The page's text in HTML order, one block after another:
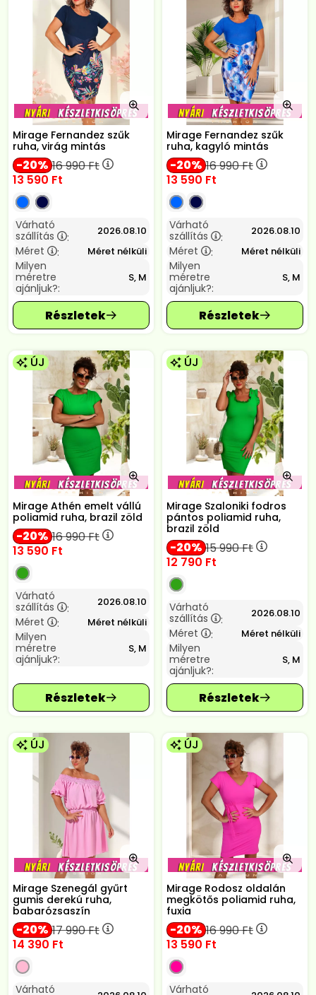
Mirage Fernandez szűk
ruha, virág mintás
20 16 990Ft
13 590 Ft
Várható
szállítás
: 2026.08.10
Méret : Méret nélküli
Milyen
méretre
ajánljuk?:
S, M
Mirage Fernandez szűk
ruha, kagyló mintás
20 16 990Ft
13 590 Ft
Várható
szállítás
: 2026.08.10
Méret : Méret nélküli
Milyen
méretre
ajánljuk?:
S, M
ÚJ
Mirage Athén emelt vállú
poliamid ruha, brazil zöld
20 16 990Ft
13 590 Ft
Várható
szállítás
: 2026.08.10
Méret : Méret nélküli
Milyen
méretre
ajánljuk?:
S, M
ÚJ
Mirage Szaloniki fodros
pántos poliamid ruha,
brazil zöld
20 15 990Ft
12 790 Ft
Várható
szállítás
: 2026.08.10
Méret : Méret nélküli
Milyen
méretre
ajánljuk?:
S, M
ÚJ
Mirage Szenegál gyűrt
gumis derekú ruha,
babarózsaszín
20 17 990Ft
14 390 Ft
Várható
ÚJ
Mirage Rodosz oldalán
megkötős poliamid ruha,
fuxia
20 16 990Ft
13 590 Ft
Várható